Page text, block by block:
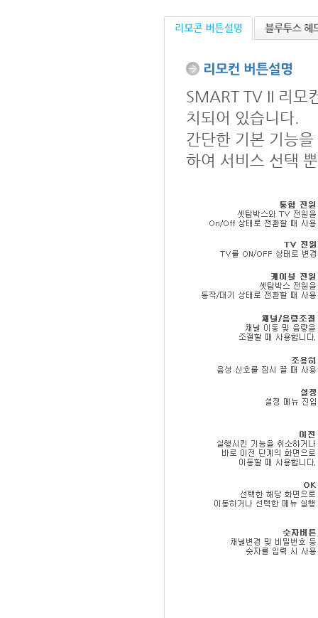
SMART TV II 리모
치되어 있습니다.
간단한 기본 기능
하여 서비스 선택